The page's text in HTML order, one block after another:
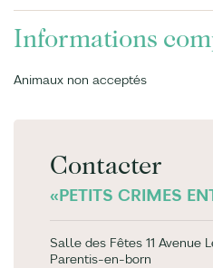
Informations
Animaux non acceptés
Contacter
«PETITS CRIMES
Salle des Fêtes 11 Avenue
Parentis-en-born